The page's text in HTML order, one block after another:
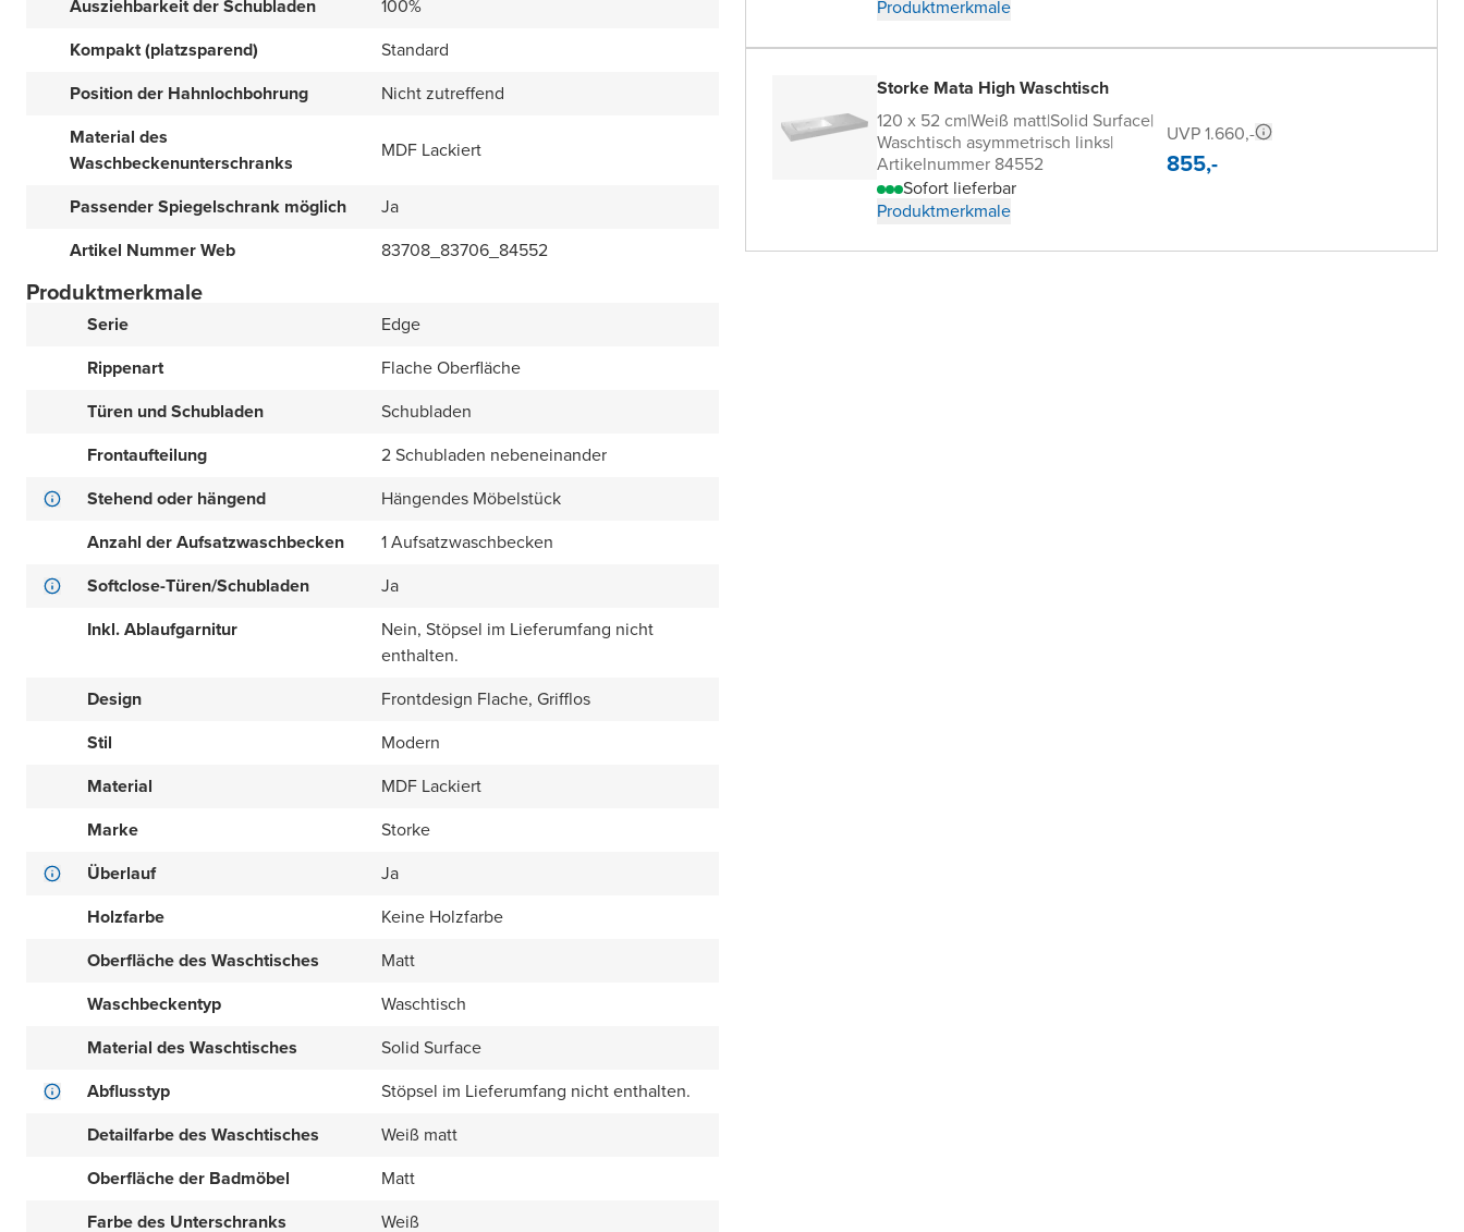
Ausziehbarkeit der Schubladen
100%
Kompakt (platzsparend)
Standard
Position der Hahnlochbohrung
Nicht zutreffend
Material des
Waschbeckenunterschranks
MDF Lackiert
Passender Spiegelschrank möglich
Ja
Artikel Nummer Web
83708_83706_84552
Produktmerkmale
Serie
Edge
Rippenart
Flache Oberfläche
Türen und Schubladen
Schubladen
Frontaufteilung
2 Schubladen nebeneinander
Stehend oder hängend
Hängendes Möbelstück
Anzahl der Aufsatzwaschbecken
1 Aufsatzwaschbecken
Softclose-Türen/Schubladen
Ja
Inkl. Ablaufgarnitur
Nein, Stöpsel im Lieferumfang nicht
enthalten.
Design
Frontdesign Flache, Grifflos
Stil
Modern
Material
MDF Lackiert
Marke
Storke
Überlauf
Ja
Holzfarbe
Keine Holzfarbe
Oberfläche des Waschtisches
Matt
Waschbeckentyp
Waschtisch
Material des Waschtisches
Solid Surface
Abflusstyp
Stöpsel im Lieferumfang nicht enthalten.
Detailfarbe des Waschtisches
Weiß matt
Oberfläche der Badmöbel
Matt
Farbe des Unterschranks
Weiß
Produktmerkmale
Storke Mata High Waschtisch
120 x 52 cm|Weiß matt|Solid Surface|
Waschtisch asymmetrisch links|
Artikelnummer 84552
Sofort lieferbar
Produktmerkmale
UVP 1.660,-
855,-